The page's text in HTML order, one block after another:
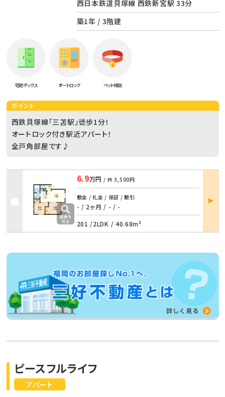
西日本鉄道貝塚線 西鉄新宮駅 33分
築1年 / 3階建
宅配ボックス オートロック ペット相談
ポイント
西鉄貝塚線「三苫駅」徒歩1分！
オートロック付き駅近アパート！
全戸角部屋です♪
6.9万円 / 共 3,500円
敷金 / 礼金 / 保証 / 敷引
- / 2ヶ月 / - / -
201 /2LDK / 40.68m²
部屋
詳細
アパート
ピースフルライフ